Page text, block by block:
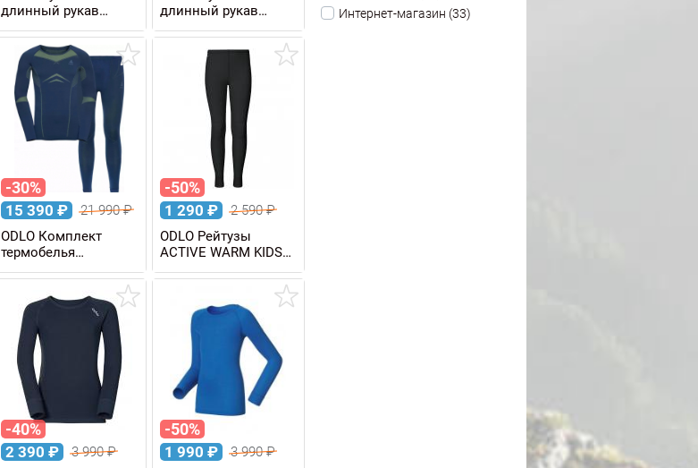
длинный рукав
ACTIVE X-WARM Eco
KIDS детская
длинный рукав
ACTIVE WARM Eco
женская
-30%
15 390 ₽ 21 990₽
ODLO Комплект
термобелья
FUNDAMENTALS
PERFORMANCE
WARM мужской
-50%
1 290 ₽ 2 590₽
ODLO Рейтузы
ACTIVE WARM KIDS
детские
-40%
2 390 ₽ 3 990₽
-50%
1 990 ₽ 3 990₽
Интернет-магазин (33)